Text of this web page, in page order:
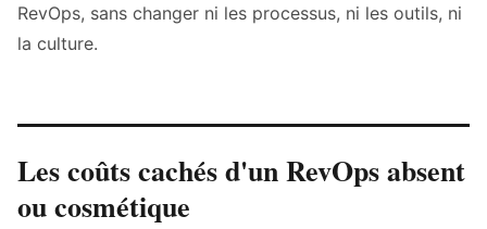
RevOps, sans changer ni les processus, ni les outils, ni
la culture.
Les coûts cachés d'un RevOps absent
ou cosmétique